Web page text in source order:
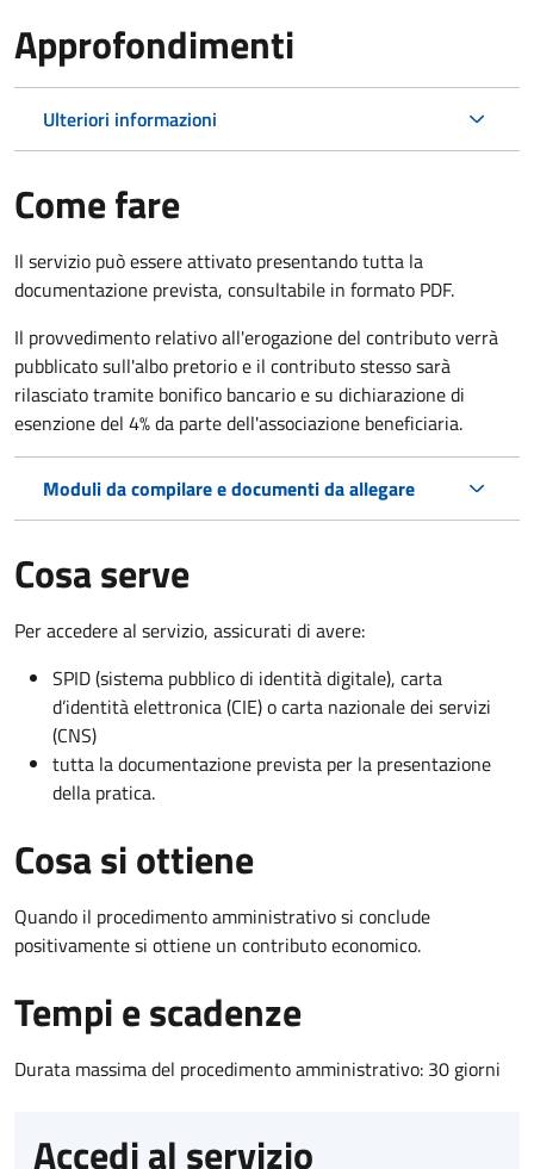
Approfondimenti
Ulteriori informazioni
Come fare
Il servizio può essere attivato presentando tutta la
documentazione prevista, consultabile in formato PDF.
Il provvedimento relativo all'erogazione del contributo verrà
pubblicato sull'albo pretorio e il contributo stesso sarà
rilasciato tramite bonifico bancario e su dichiarazione di
esenzione del 4% da parte dell'associazione beneficiaria.
Moduli da compilare e documenti da allegare
Cosa serve
Per accedere al servizio, assicurati di avere:
SPID (sistema pubblico di identità digitale), carta
d’identità elettronica (CIE) o carta nazionale dei servizi
(CNS)
tutta la documentazione prevista per la presentazione
della pratica.
Cosa si ottiene
Quando il procedimento amministrativo si conclude
positivamente si ottiene un contributo economico.
Tempi e scadenze
Durata massima del procedimento amministrativo: 30 giorni
Accedi al servizio